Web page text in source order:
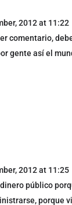
2012 at 11:22
comentario,
gente así el
2012 at 11:25
público
porque